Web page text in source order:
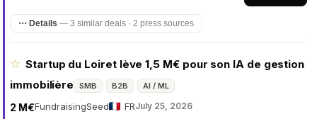
⋯ Details — 3 similar deals · 2 press sources
☆ Startup du Loiret lève 1,5 M€ pour son IA de gestion
immobilière SMB B2B AI / ML
Fundraising
2 M€ Seed FRJuly 25, 2026